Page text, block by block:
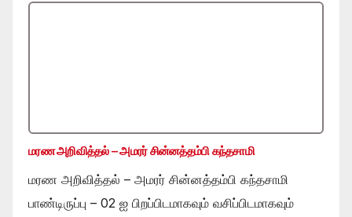
மரண அறிவித்தல் – அமரர் சின்னத்தம்பி கந்தசாமி
மரண அறிவித்தல் – அமரர் சின்னத்தம்பி கந்தசாமி
பாண்டிருப்பு – 02 ஐ பிறப்பிடமாகவும் வசிப்பிடமாகவும்